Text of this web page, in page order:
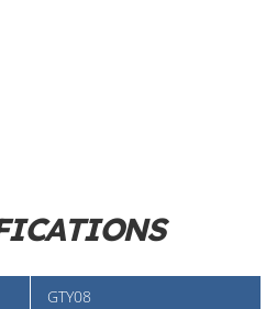
GTY08